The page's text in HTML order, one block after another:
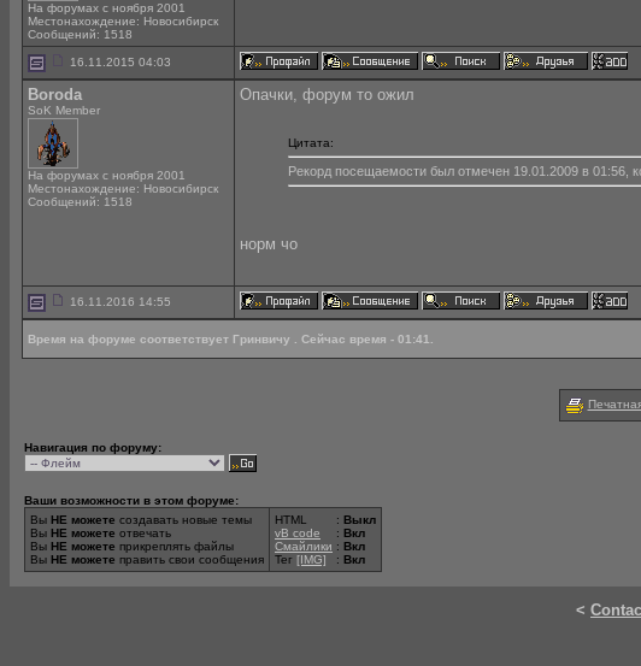
На форумах с ноября 2001
Местонахождение: Новосибирск
Сообщений: 1518
16.11.2015 04:03
Boroda
SoK Member
На форумах с ноября 2001
Местонахождение: Новосибирск
Сообщений: 1518
Опачки, форум то ожил
Цитата:
Рекорд посещаемости был отмечен 19.01.2009 в 01:56,
норм чо
16.11.2016 14:55
Время на форуме соответствует Гринвичу . Сейчас время - 01:41.
Навигация по форуму:
Ваши возможности в этом форуме:
Вы НЕ можете создавать новые темы
Вы НЕ можете отвечать
Вы НЕ можете прикреплять файлы
Вы НЕ можете править свои сообщения
HTML
vB code
Смайлики
Тег [IMG]
: Выкл
: Вкл
: Вкл
: Вкл
<